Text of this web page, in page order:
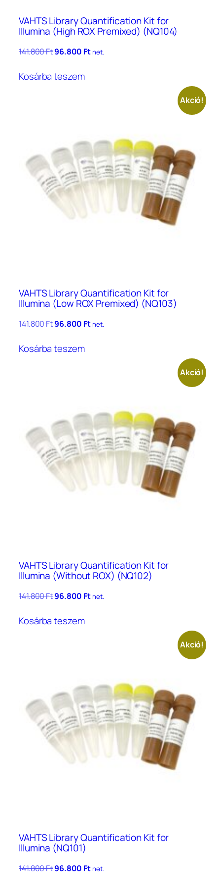
VAHTS Library Quantification Kit for
Illumina (High ROX Premixed) (NQ104)
141.800FtOriginal
was:
141.800 Ft.
96.800 FtCurrent
net.
Kosárba teszem
Akció!
VAHTS Library Quantification Kit for
Illumina (Low ROX Premixed) (NQ103)
141.800FtOriginal
was:
141.800 Ft.
96.800 FtCurrent
net.
Kosárba teszem
Akció!
VAHTS Library Quantification Kit for
Illumina (Without ROX) (NQ102)
141.800FtOriginal
was:
141.800 Ft.
96.800 FtCurrent
net.
Kosárba teszem
Akció!
VAHTS Library Quantification Kit for
Illumina (NQ101)
141.800FtOriginal
96.800 FtCurrent
net.